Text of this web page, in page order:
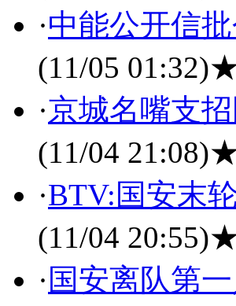
·中能公开信
(11/05 01:32)
·京城名嘴支
(11/04 21:08)
·BTV:国安末
(11/04 20:55)
· 国安离队第